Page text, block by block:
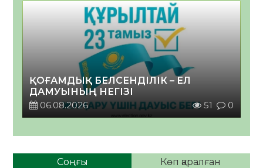
ҚОҒАМДЫҚ БЕЛСЕНДІЛІК – ЕЛ
ДАМУЫНЫҢ НЕГІЗІ
06.08.2026
51 0
Соңғы Көп қаралған